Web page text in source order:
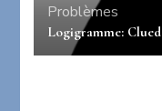
Problèmes
Logigramme: